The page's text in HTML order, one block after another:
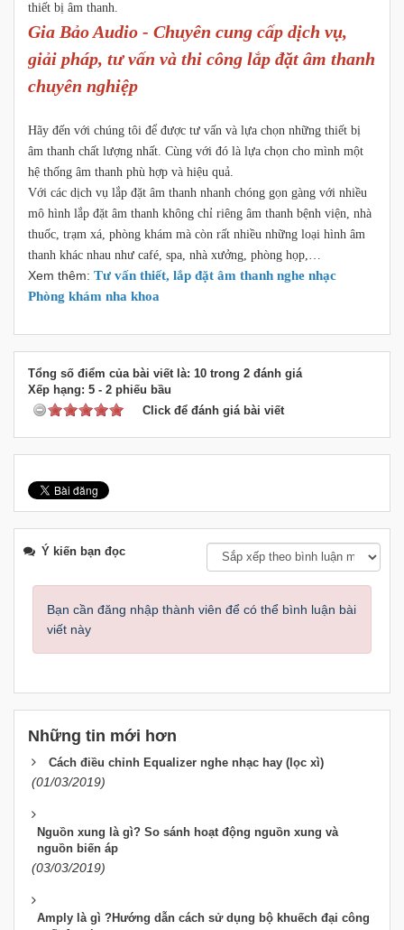
thiết bị âm thanh.
Gia Bảo Audio - Chuyên cung cấp dịch vụ,
giải pháp, tư vấn và thi công lắp đặt âm thanh
chuyên nghiệp
Hãy đến với chúng tôi để được tư vấn và lựa chọn những thiết bị
âm thanh chất lượng nhất. Cùng với đó là lựa chọn cho mình một
hệ thống âm thanh phù hợp và hiệu quả.
Với các dịch vụ lắp đặt âm thanh nhanh chóng gọn gàng với nhiều
mô hình lắp đặt âm thanh không chỉ riêng âm thanh bệnh viện, nhà
thuốc, trạm xá, phòng khám mà còn rất nhiều những loại hình âm
thanh khác nhau như café, spa, nhà xưởng, phòng họp,…
Xem thêm: Tư vấn thiết, lắp đặt âm thanh nghe nhạc
Phòng khám nha khoa
Tổng số điểm của bài viết là: 10 trong 2 đánh giá
Xếp hạng: 5 - 2 phiếu bầu
Click để đánh giá bài viết
Ý kiến bạn đọc
Bạn cần đăng nhập thành viên để có thể bình luận bài
viết này
Những tin mới hơn
Cách điều chỉnh Equalizer nghe nhạc hay (lọc xì)
(01/03/2019)
Nguồn xung là gì? So sánh hoạt động nguồn xung và
nguồn biến áp
(03/03/2019)
Amply là gì ?Hướng dẫn cách sử dụng bộ khuếch đại công